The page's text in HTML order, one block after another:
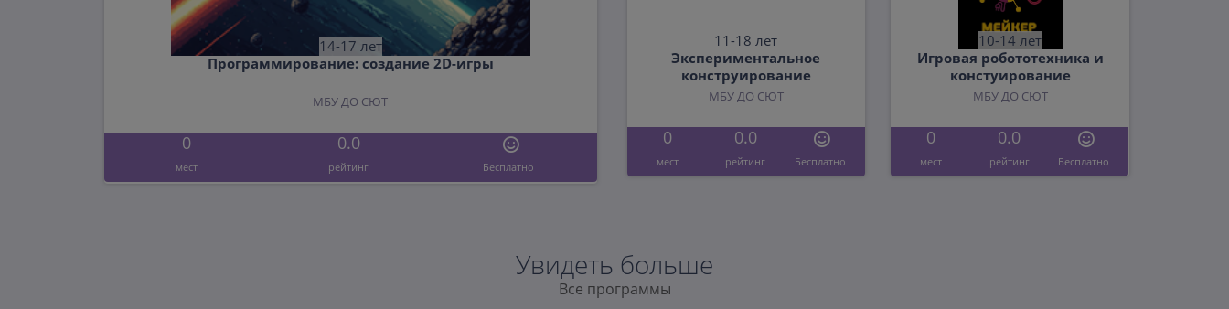
14-17 лет
Программирование: создание 2D-игры
МБУ ДО СЮТ
0 0.0
мест рейтинг Бесплатно
11-18 лет
Экспериментальное
конструирование
МБУ ДО СЮТ
0 0.0
мест рейтинг Бесплатно
10-14 лет
Игровая робототехника и
констуирование
МБУ ДО СЮТ
0 0.0
мест рейтинг Бесплатно
Увидеть больше
Все программы